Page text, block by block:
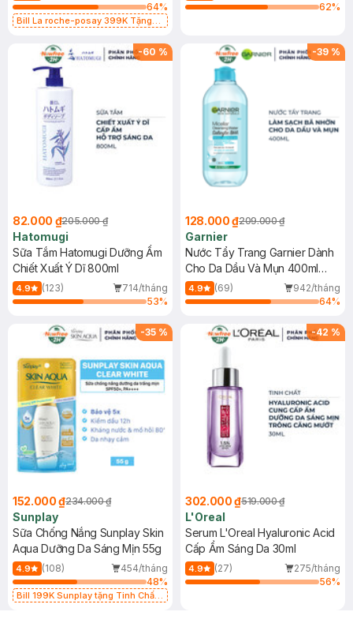
64%
Bill La roche-posay 399K Tặng
(SL có hạn)
62%
-60 %
82.000 ₫205.000 ₫
Hatomugi
Sữa Tắm Hatomugi Dưỡng Ẩm
Chiết Xuất Ý Dĩ 800ml
4.9 (123)
714/tháng
53%
-39 %
128.000 ₫209.000 ₫
Garnier
Nước Tẩy Trang Garnier Dành
Cho Da Dầu Và Mụn 400ml
(Mới)
4.9 (69)
942/tháng
64%
-35 %
152.000 ₫234.000 ₫
Sunplay
Sữa Chống Nắng Sunplay Skin
Aqua Dưỡng Da Sáng Mịn 55g
4.9 (108)
454/tháng
48%
Bill 199K Sunplay tặng Tinh Chất
-42 %
302.000 ₫519.000 ₫
L'Oreal
Serum L'Oreal Hyaluronic Acid
Cấp Ẩm Sáng Da 30ml
4.9 (27)
275/tháng
56%